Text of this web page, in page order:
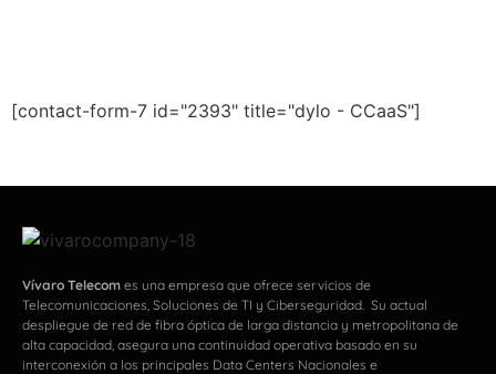
[contact-form-7 id="2393" title="dylo - CCaaS"]
Vívaro Telecom es una empresa que ofrece servicios de
Telecomunicaciones, Soluciones de TI y Ciberseguridad. Su actual
despliegue de red de fibra óptica de larga distancia y metropolitana de
alta capacidad, asegura una continuidad operativa basado en su
interconexión a los principales Data Centers Nacionales e